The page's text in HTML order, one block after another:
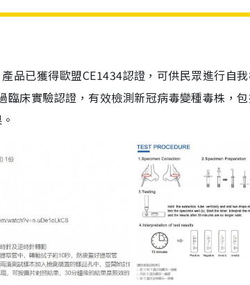
品已獲得歐盟CE1434認證，可供民眾進行自
床實驗認證，有效檢測新冠病毒變種毒株，